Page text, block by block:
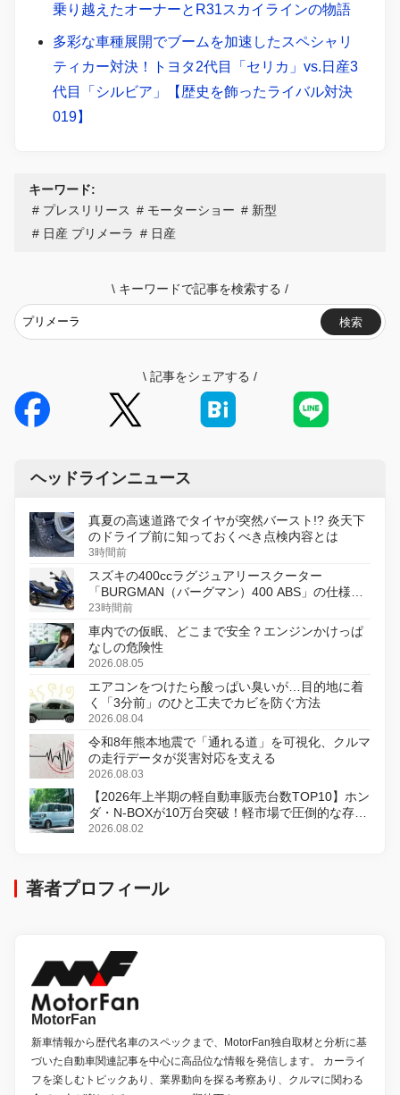
乗り越えたオーナーとR31スカイラインの物語
多彩な車種展開でブームを加速したスペシャリ
ティカー対決！トヨタ2代目「セリカ」vs.日産3
代目「シルビア」【歴史を飾ったライバル対決
019】
キーワード:
プレスリリース
モーターショー
新型
日産 プリメーラ
日産
\ キーワードで記事を検索する /
検索
\ 記事をシェアする /
ヘッドラインニュース
真夏の高速道路でタイヤが突然バースト!? 炎天下
のドライブ前に知っておくべき点検内容とは
3時間前
スズキの400ccラグジュアリースクーター
「BURGMAN（バーグマン）400 ABS」の仕様を
変更し、8月18日に発売
23時間前
車内での仮眠、どこまで安全？エンジンかけっぱ
なしの危険性
2026.08.05
エアコンをつけたら酸っぱい臭いが…目的地に着
く「3分前」のひと工夫でカビを防ぐ方法
2026.08.04
令和8年熊本地震で「通れる道」を可視化、クルマ
の走行データが災害対応を支える
2026.08.03
【2026年上半期の軽自動車販売台数TOP10】ホン
ダ・N-BOXが10万台突破！軽市場で圧倒的な存在
感
2026.08.02
著者プロフィール
MotorFan
新車情報から歴代名車のスペックまで、MotorFan独自取材と分析に基
づいた自動車関連記事を中心に高品位な情報を発信します。 カーライ
フを楽しむトピックあり、業界動向を探る考察あり、クルマに関わる